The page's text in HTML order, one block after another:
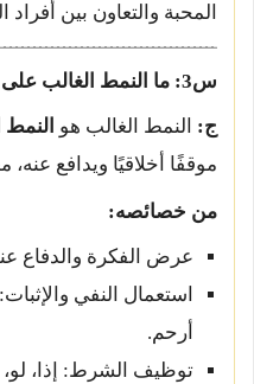
المحبة والتعاون بين أفراد
س3: ما النمط الغالب على النص؟ حدد أهم خصائصه.
ج: النمط الغالب هو
موقفًا أخلاقيًا ويدافع عنه،
من خصائصه:
عرض الفكرة والدفاع
استعمال النفي
أرحم.
توظيف الشرط: إذا، لو،